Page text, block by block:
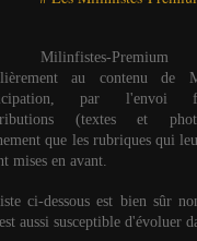
Milinfistes-Premium
au contenu de
par l'envoi
(textes et
que les rubriques qui
mises en avant.
ci-dessous est bien sûr
aussi susceptible d'évoluer